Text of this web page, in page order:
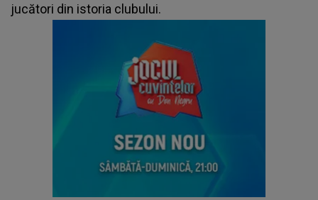
jucători din istoria clubului.